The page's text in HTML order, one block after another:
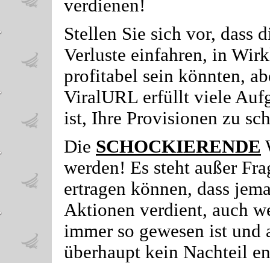
verdienen!
Stellen Sie sich vor, dass
Verluste einfahren, in
profitabel sein könnten,
ViralURL erfüllt viele
ist, Ihre Provisionen zu
Die SCHOCKIERENDE
werden! Es steht außer
ertragen können, dass
Aktionen verdient, auch
immer so gewesen ist und
überhaupt kein Nachteil